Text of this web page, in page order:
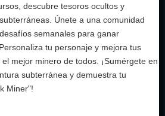
descubre tesoros ocultos y
Únete a una comunidad
semanales para ganar
tu personaje y mejora tus
mejor minero de todos. ¡Sumérgete en
subterránea y demuestra tu
Miner"!